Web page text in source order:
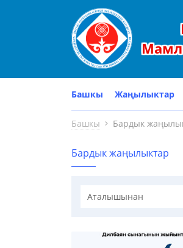
Башкы Жаңылыктар
Башкы Бардык
Бардык жаңылыктар